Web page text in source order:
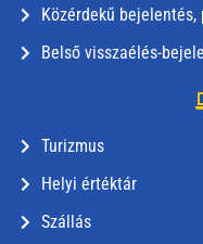
Közérdekű bejelentés,
Belső visszaélés-
Turizmus
Helyi értéktár
Szállás